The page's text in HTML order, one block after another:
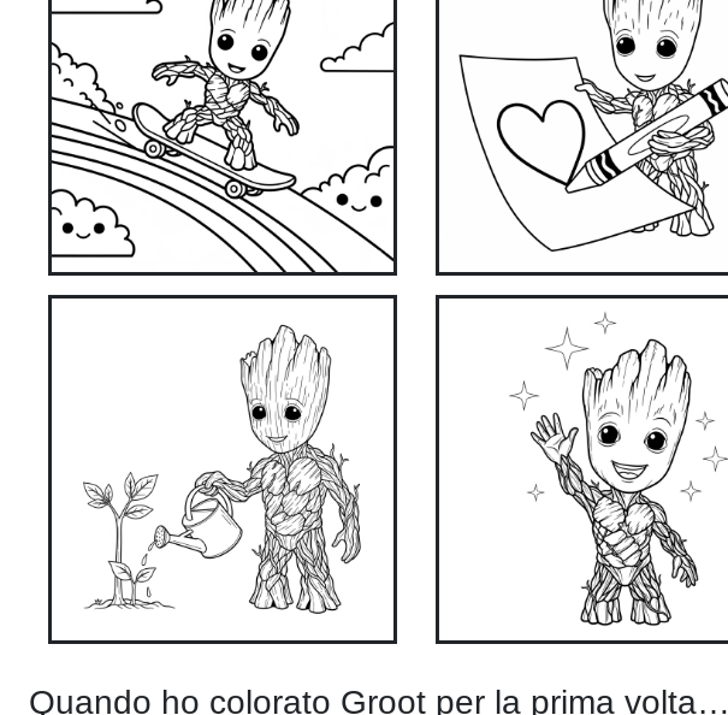
Quando ho colorato Groot per la prima volta…